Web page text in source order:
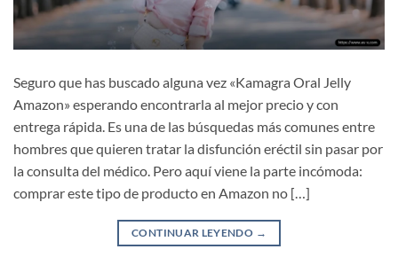
Seguro que has buscado alguna vez «Kamagra Oral Jelly
Amazon» esperando encontrarla al mejor precio y con
entrega rápida. Es una de las búsquedas más comunes entre
hombres que quieren tratar la disfunción eréctil sin pasar por
la consulta del médico. Pero aquí viene la parte incómoda:
comprar este tipo de producto en Amazon no […]
CONTINUAR LEYENDO →